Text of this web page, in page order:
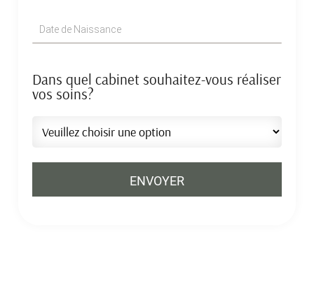
Dans quel cabinet souhaitez-vous réaliser
vos soins?